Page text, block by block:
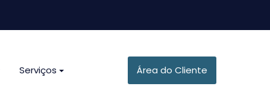
Serviços Área do Cliente